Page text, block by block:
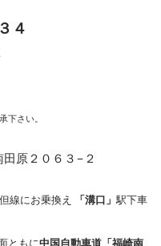
４
下さい。
原２０６３−２
線にお乗換え 「溝口」駅下車